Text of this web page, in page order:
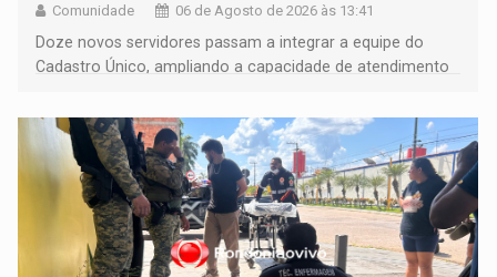
Comunidade 06 de Agosto de 2026 às 13:41
Doze novos servidores passam a integrar a equipe do
Cadastro Único, ampliando a capacidade de atendimento